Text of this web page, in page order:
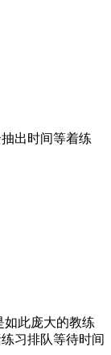
出时间等着练
如此庞大的教练
习排队等待时间